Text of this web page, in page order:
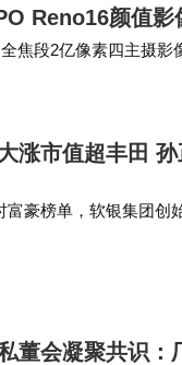
Reno16颜值影
焦段2亿像素四主摄
疑凸显了其超高的性
涨市值超丰田
富豪榜单，软银集团创
万亿日元（约合…
董会凝聚共识：